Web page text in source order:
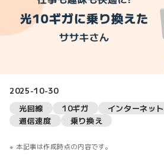
2025-10-30
光回線
10ギガ
インターネット
通信速度
乗り換え
本記事は作成時点の内容です。